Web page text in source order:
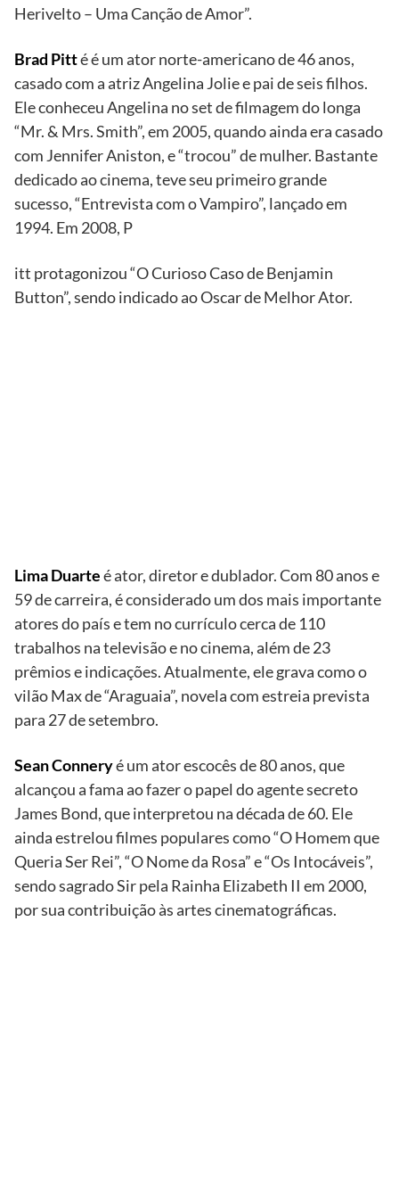
Herivelto – Uma Canção de Amor”.
Brad Pitté é um ator norte-americano de 46 anos,
casado com a atriz Angelina Jolie e pai de seis filhos.
Ele conheceu Angelina no set de filmagem do longa
“Mr. & Mrs. Smith”, em 2005, quando ainda era casado
com Jennifer Aniston, e “trocou” de mulher. Bastante
dedicado ao cinema, teve seu primeiro grande
sucesso, “Entrevista com o Vampiro”, lançado em
1994. Em 2008, P
itt protagonizou “O Curioso Caso de Benjamin
Button”, sendo indicado ao Oscar de Melhor Ator.
Lima Duarteé ator, diretor e dublador. Com 80 anos e
59 de carreira, é considerado um dos mais importante
atores do país e tem no currículo cerca de 110
trabalhos na televisão e no cinema, além de 23
prêmios e indicações. Atualmente, ele grava como o
vilão Max de “Araguaia”, novela com estreia prevista
para 27 de setembro.
Sean Conneryé um ator escocês de 80 anos, que
alcançou a fama ao fazer o papel do agente secreto
James Bond, que interpretou na década de 60. Ele
ainda estrelou filmes populares como “O Homem que
Queria Ser Rei”, “O Nome da Rosa” e “Os Intocáveis”,
sendo sagrado Sir pela Rainha Elizabeth II em 2000,
por sua contribuição às artes cinematográficas.